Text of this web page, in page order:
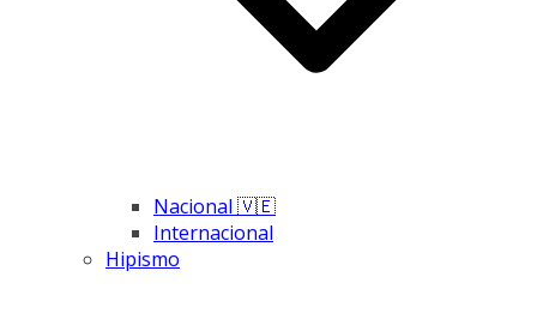
Nacional 🇻🇪
Internacional
Hipismo